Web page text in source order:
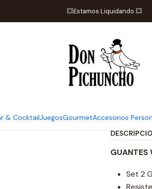
& CocktailJuegosGourmetAccesorios
💥Estamos Liquidando 💥
Par de Guantes
|
Par
Cantidad
GUANTES
Set 2